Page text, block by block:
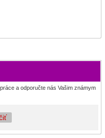
a odporučte nás Vašim známym